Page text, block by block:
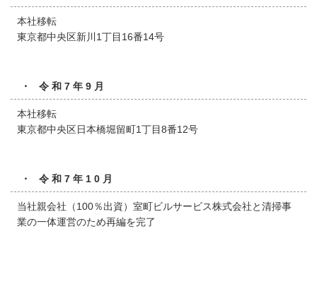
本社移転
東京都中央区新川1丁目16番14号
・ 令和7年9月
本社移転
東京都中央区日本橋堀留町1丁目8番12号
・ 令和7年10月
当社親会社（100％出資）室町ビルサービス株式会社と清掃事
業の一体運営のため再編を完了